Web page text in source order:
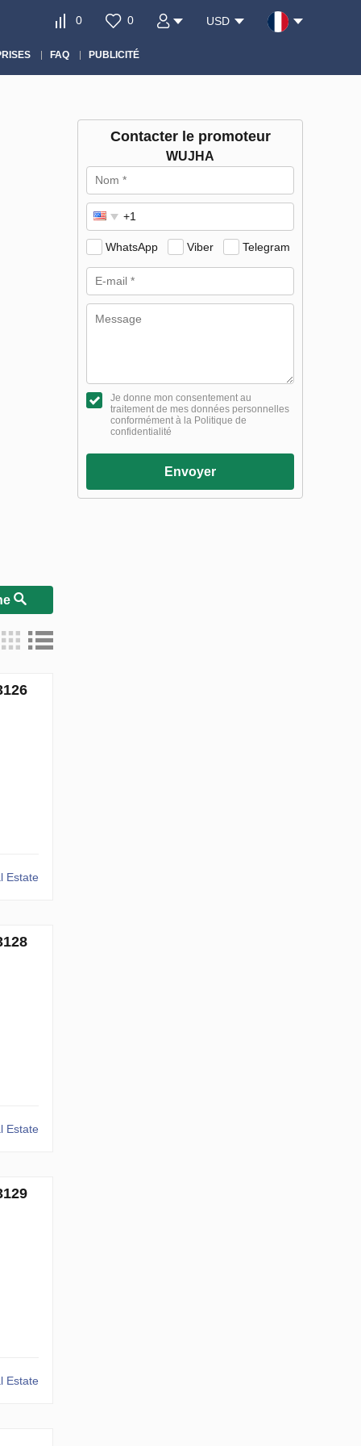
0 0 USD
FAQ PUBLICITÉ
Estate
Estate
Estate
Contacter le promoteur
WUJHA
WhatsApp Viber Telegram
Je donne mon consentement au
traitement de mes données personnelles
conformément à la Politique de
confidentialité
Envoyer